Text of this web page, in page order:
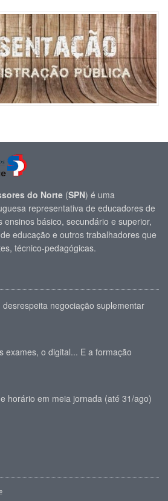
do Norte (SPN) é uma
representativa de educadores de
ensinos básico, secundário e superior,
educação e outros trabalhadores que
técnico-pedagógicas.
negociação suplementar
exames, o digital... E a formação
horário em meia jornada (até 31/ago)